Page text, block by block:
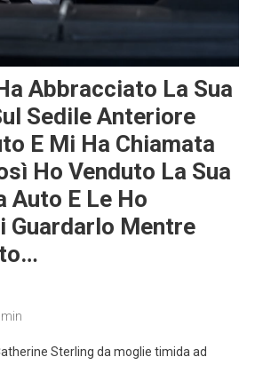
Abbracciato La Sua
Sedile Anteriore
E Mi Ha Chiamata
Ho Venduto La Sua
Auto E Le Ho
Guardarlo Mentre
Sterling da moglie timida ad